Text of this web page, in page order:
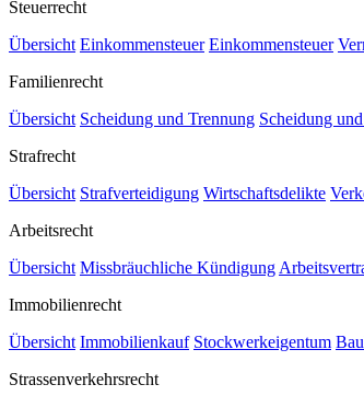
Steuerrecht
Übersicht Einkommensteuer Einkommensteuer
Familienrecht
Übersicht Scheidung und Trennung Scheidung
Strafrecht
Übersicht Strafverteidigung Wirtschaftsdelikte
Arbeitsrecht
Übersicht Missbräuchliche Kündigung
Immobilienrecht
Übersicht Immobilienkauf Stockwerkeigentum
Strassenverkehrsrecht